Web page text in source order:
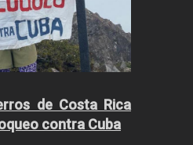
de Costa Rica
contra Cuba